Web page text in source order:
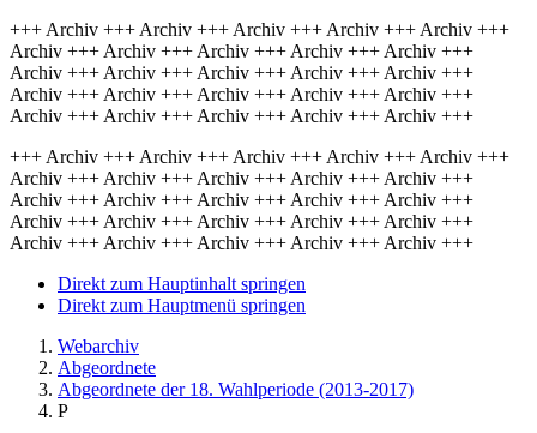
+++ Archiv +++ Archiv +++ Archiv +++ Archiv +++ Archiv +++
Archiv +++ Archiv +++ Archiv +++ Archiv +++ Archiv +++
Archiv +++ Archiv +++ Archiv +++ Archiv +++ Archiv +++
Archiv +++ Archiv +++ Archiv +++ Archiv +++ Archiv +++
Archiv +++ Archiv +++ Archiv +++ Archiv +++ Archiv +++
+++ Archiv +++ Archiv +++ Archiv +++ Archiv +++ Archiv +++
Archiv +++ Archiv +++ Archiv +++ Archiv +++ Archiv +++
Archiv +++ Archiv +++ Archiv +++ Archiv +++ Archiv +++
Archiv +++ Archiv +++ Archiv +++ Archiv +++ Archiv +++
Archiv +++ Archiv +++ Archiv +++ Archiv +++ Archiv +++
Direkt zum Hauptinhalt springen
Direkt zum Hauptmenü springen
Webarchiv
Abgeordnete
Abgeordnete der 18. Wahlperiode (2013-2017)
P